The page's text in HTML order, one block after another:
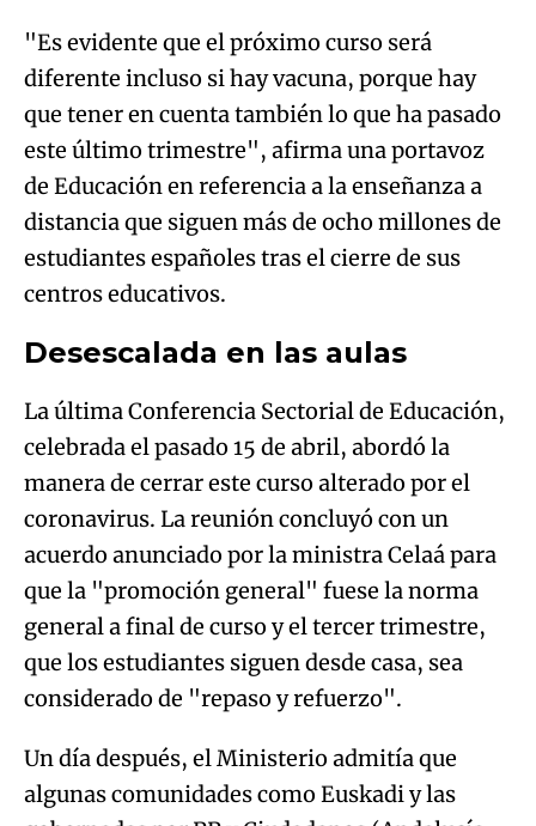
"Es evidente que el próximo curso será
diferente incluso si hay vacuna, porque hay
que tener en cuenta también lo que ha pasado
este último trimestre", afirma una portavoz
de Educación en referencia a la enseñanza a
distancia que siguen más de ocho millones de
estudiantes españoles tras el cierre de sus
centros educativos.
Desescalada en las aulas
La última Conferencia Sectorial de Educación,
celebrada el pasado 15 de abril, abordó la
manera de cerrar este curso alterado por el
coronavirus. La reunión concluyó con un
acuerdo anunciado por la ministra Celaá para
que la "promoción general" fuese la norma
general a final de curso y el tercer trimestre,
que los estudiantes siguen desde casa, sea
considerado de "repaso y refuerzo".
Un día después, el Ministerio admitía que
algunas comunidades como Euskadi y las